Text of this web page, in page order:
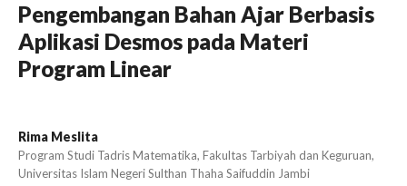
Pengembangan Bahan Ajar Berbasis
Aplikasi Desmos pada Materi
Program Linear
Rima Meslita
Program Studi Tadris Matematika, Fakultas Tarbiyah dan Keguruan,
Universitas Islam Negeri Sulthan Thaha Saifuddin Jambi